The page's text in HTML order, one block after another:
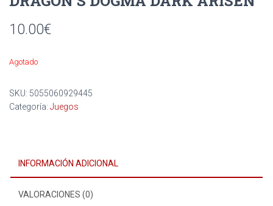
10.00€
Agotado
SKU: 5055060929445
Categoría: Juegos
INFORMACIÓN ADICIONAL
VALORACIONES (0)